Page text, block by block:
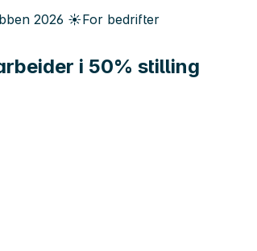
2026 ☀️For bedrifter
i 50% stilling